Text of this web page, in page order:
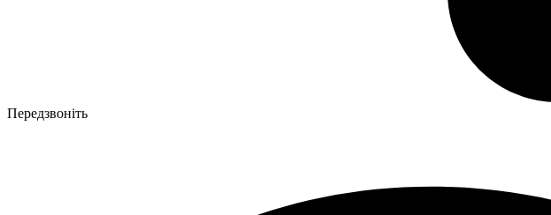
Передзвоніть